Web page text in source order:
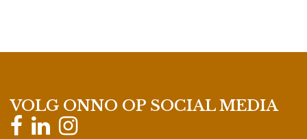
VOLG ONNO OP SOCIAL MEDIA